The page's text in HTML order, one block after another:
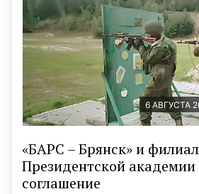
6 АВГУСТА
«БАРС – Брянск» и филиал
Президентской
соглашение